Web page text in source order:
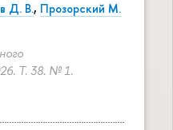
Д. В., Прозорский М.
Т. 38. № 1.